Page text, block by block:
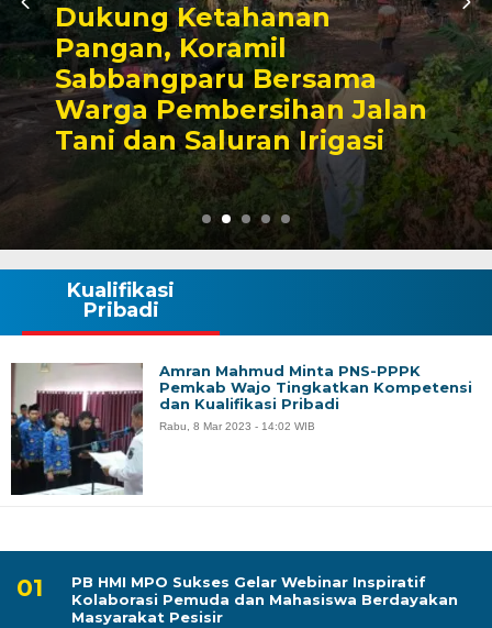
Kunjungan Audiensi ke
Bupati Wajo, Kapolres
Komitmen Perkuat
Kamtibmas dan
Pembangunan
PB HMI MPO Sukses Gelar Webinar Inspiratif
Kolaborasi Pemuda dan Mahasiswa Berdayakan
Masyarakat Pesisir
Kualifikasi
Pribadi
Amran Mahmud Minta PNS-PPPK
Pemkab Wajo Tingkatkan Kompetensi
dan Kualifikasi Pribadi
Rabu, 8 Mar 2023 - 14:02 WIB